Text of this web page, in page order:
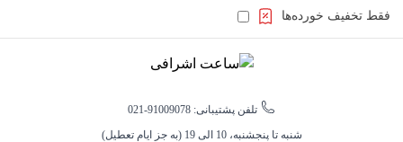
فقط تخفیف خورده‌ها
تلفن پشتیبانی: 91009078-021
شنبه تا پنجشنبه، 10 الی 19 (به جز ایام تعطیل)